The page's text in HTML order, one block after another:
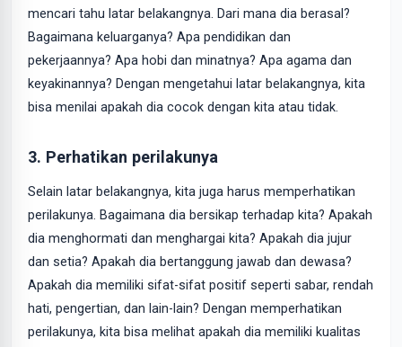
mencari tahu latar belakangnya. Dari mana dia berasal?
Bagaimana keluarganya? Apa pendidikan dan
pekerjaannya? Apa hobi dan minatnya? Apa agama dan
keyakinannya? Dengan mengetahui latar belakangnya, kita
bisa menilai apakah dia cocok dengan kita atau tidak.
3. Perhatikan perilakunya
Selain latar belakangnya, kita juga harus memperhatikan
perilakunya. Bagaimana dia bersikap terhadap kita? Apakah
dia menghormati dan menghargai kita? Apakah dia jujur
dan setia? Apakah dia bertanggung jawab dan dewasa?
Apakah dia memiliki sifat-sifat positif seperti sabar, rendah
hati, pengertian, dan lain-lain? Dengan memperhatikan
perilakunya, kita bisa melihat apakah dia memiliki kualitas